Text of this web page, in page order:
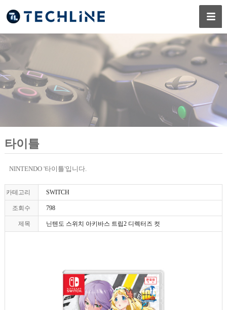
타이틀
NINTENDO '타이틀'입니다.
카테고리 SWITCH
조회수 798
제목 닌텐도 스위치 아키바스 트립2 디렉터즈 컷